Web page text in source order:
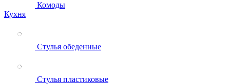
Комоды
Кухня
Стулья обеденные
Стулья пластиковые